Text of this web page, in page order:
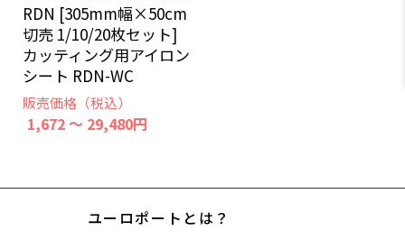
RDN [305mm幅×50cm
切売 1/10/20枚セット]
カッティング用アイロン
シート RDN-WC
販売価格（税込）
1,672 ～ 29,480円
ユーロポートとは？